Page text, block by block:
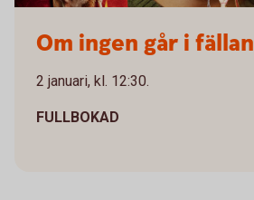
Om ingen går i fällan
2 januari, kl. 12:30.
FULLBOKAD